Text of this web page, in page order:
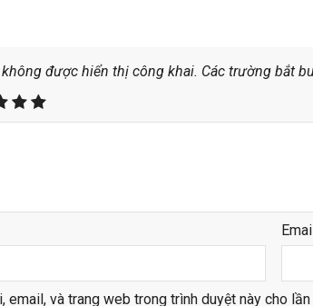
được hiển thị công khai. Các trường bắt
email, và trang web trong trình duyệt này cho